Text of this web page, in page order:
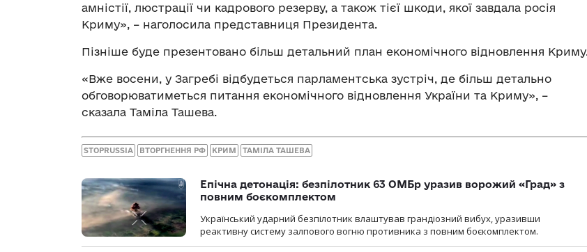
амністії, люстрації чи кадрового резерву, а також тієї шкоди, якої завдала росія
Криму», – наголосила представниця Президента.
Пізніше буде презентовано більш детальний план економічного відновлення Криму.
«Вже восени, у Загребі відбудеться парламентська зустріч, де більш детально
обговорюватиметься питання економічного відновлення України та Криму», –
сказала Таміла Ташева.
STOPRUSSIA ВТОРГНЕННЯ РФ КРИМ ТАМІЛА ТАШЕВА
Епічна детонація: безпілотник 63 ОМБр уразив ворожий «Град» з
повним боєкомплектом
Український ударний безпілотник влаштував грандіозний вибух, уразивши
реактивну систему залпового вогню противника з повним боєкомплектом.